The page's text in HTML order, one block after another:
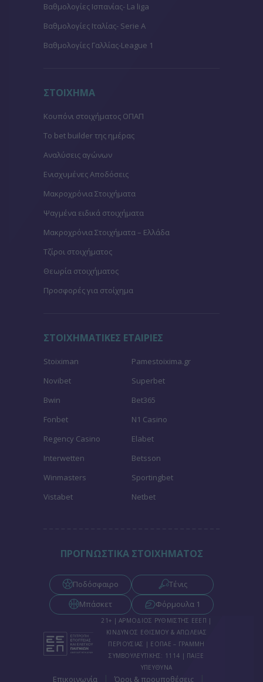
Βαθμολογίες Ισπανίας- La liga
Βαθμολογίες Ιταλίας- Serie A
Βαθμολογίες Γαλλίας-League 1
ΣΤΟΙΧΗΜΑ
Κουπόνι στοιχήματος ΟΠΑΠ
To bet builder της ημέρας
Αναλύσεις αγώνων
Ενισχυμένες Αποδόσεις
Μακροχρόνια Στοιχήματα
Ψαγμένα ειδικά στοιχήματα
Μακροχρόνια Στοιχήματα – Ελλάδα
Τζίροι στοιχήματος
Θεωρία στοιχήματος
Προσφορές για στοίχημα
ΣΤΟΙΧΗΜΑΤΙΚΕΣ ΕΤΑΙΡΙΕΣ
Stoiximan
Pamestoixima.gr
Novibet
Superbet
Bwin
Bet365
Fonbet
N1 Casino
Regency Casino
Elabet
Interwetten
Betsson
Winmasters
Sportingbet
Vistabet
Netbet
ΠΡΟΓΝΩΣΤΙΚΑ ΣΤΟΙΧΗΜΑΤΟΣ
Ποδόσφαιρο
Τένις
Μπάσκετ
Φόρμουλα 1
21+ | ΑΡΜΟΔΙΟΣ ΡΥΘΜΙΣΤΗΣ ΕΕΕΠ |
ΚΙΝΔΥΝΟΣ ΕΘΙΣΜΟΥ & ΑΠΩΛΕΙΑΣ
ΠΕΡΙΟΥΣΙΑΣ | ΕΟΠΑΕ – ΓΡΑΜΜΗ
ΣΥΜΒΟΥΛΕΥΤΙΚΗΣ: 1114 | ΠΑΙΞΕ
ΥΠΕΥΘΥΝΑ
Επικοινωνία Όροι & προυποθέσεις